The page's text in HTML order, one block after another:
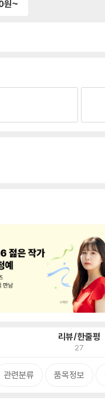
원~
리뷰/한줄평
27
관련분류 품목정보